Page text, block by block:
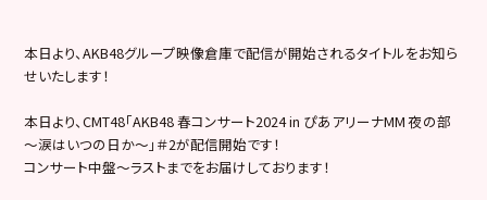
本日より、AKB48グループ映像倉庫で配信が開始されるタイトルをお知ら
せいたします！
本日より、CMT48「AKB48 春コンサート2024 in ぴあアリーナMM 夜の部
〜涙はいつの日か〜」＃2が配信開始です！
コンサート中盤〜ラストまでをお届けしております！